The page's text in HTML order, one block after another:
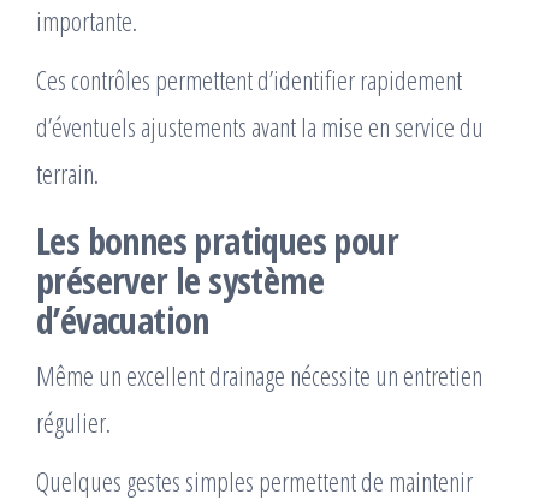
importante.
Ces contrôles permettent d’identifier rapidement
d’éventuels ajustements avant la mise en service du
terrain.
Les bonnes pratiques pour
préserver le système
d’évacuation
Même un excellent drainage nécessite un entretien
régulier.
Quelques gestes simples permettent de maintenir